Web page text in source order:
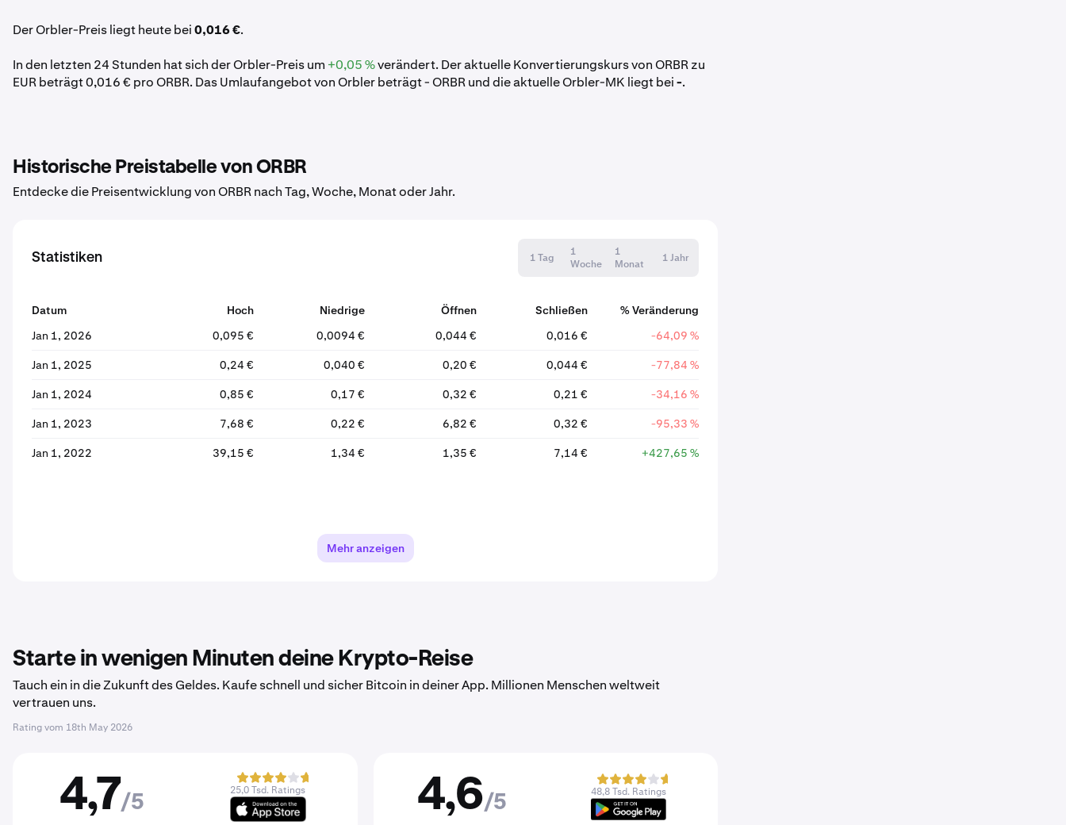
Der Orbler-Preis liegt heute bei0,016 €.
In den letzten 24 Stunden hat sich der Orbler-Preis um +0,05 %verändert. Der aktuelle Konvertierungskurs von ORBR zu
EUR beträgt 0,016 € pro ORBR. Das Umlaufangebot von Orbler beträgt - ORBR und die aktuelle Orbler-MK liegt bei-.
Historische Preistabelle von ORBR
Entdecke die Preisentwicklung von ORBR nach Tag, Woche, Monat oder Jahr.
Statistiken 1 Tag
1
Woche
1
Monat
1 Jahr
Datum Hoch Niedrige Öffnen Schließen
% Veränderung
Jan 1, 2026
0,095 € 0,0094 € 0,044 € 0,016 € -64,09 %
Jan 1, 2025 0,24 € 0,040 € 0,20 € 0,044 € -77,84 %
Jan 1, 2024 0,85 € 0,17 € 0,32 € 0,21 € -34,16 %
Jan 1, 2023 7,68 € 0,22 € 6,82 € 0,32 € -95,33 %
Jan 1, 2022 39,15 € 1,34 € 1,35 € 7,14 € +427,65 %
Mehr anzeigen
Starte in wenigen Minuten deine Krypto-Reise
Tauch ein in die Zukunft des Geldes. Kaufe schnell und sicher Bitcoin in deiner App. Millionen Menschen weltweit
vertrauen uns.
Rating vom 18th May 2026
4,7/5
25,0 Tsd. Ratings 4,6/5
48,8 Tsd. Ratings